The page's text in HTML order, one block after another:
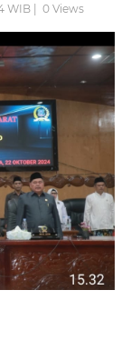
WIB | 0 Views